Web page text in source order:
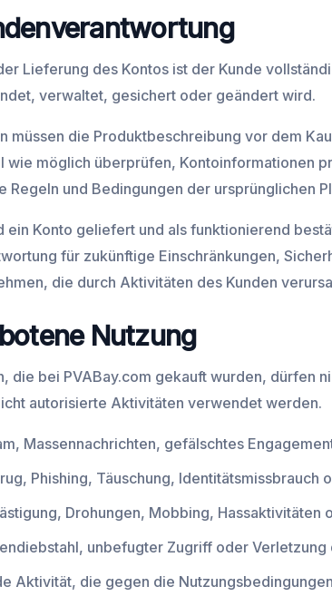
Lieferung des Kontos ist der Kunde
verwaltet, gesichert oder geändert wird.
müssen die Produktbeschreibung vor dem
wie möglich überprüfen, Kontoinformationen
Regeln und Bedingungen der ursprünglichen
ein Konto geliefert und als funktionierend
für zukünftige Einschränkungen,
die durch Aktivitäten des Kunden
Nutzung
die bei PVABay.com gekauft wurden, dürfen
autorisierte Aktivitäten verwendet werden.
Massennachrichten, gefälschtes
Phishing, Täuschung, Identitätsmissbrauch
Drohungen, Mobbing,
unbefugter Zugriff oder Verletzung
Aktivität, die gegen die